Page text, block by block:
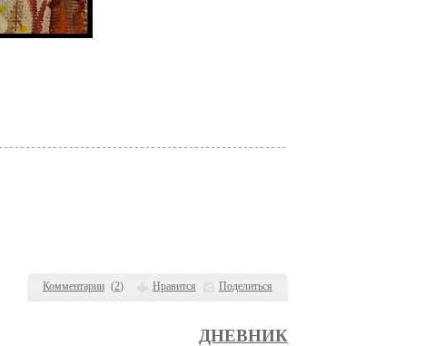
Комментарии (2) Нравится Поделиться
ДНЕВНИК